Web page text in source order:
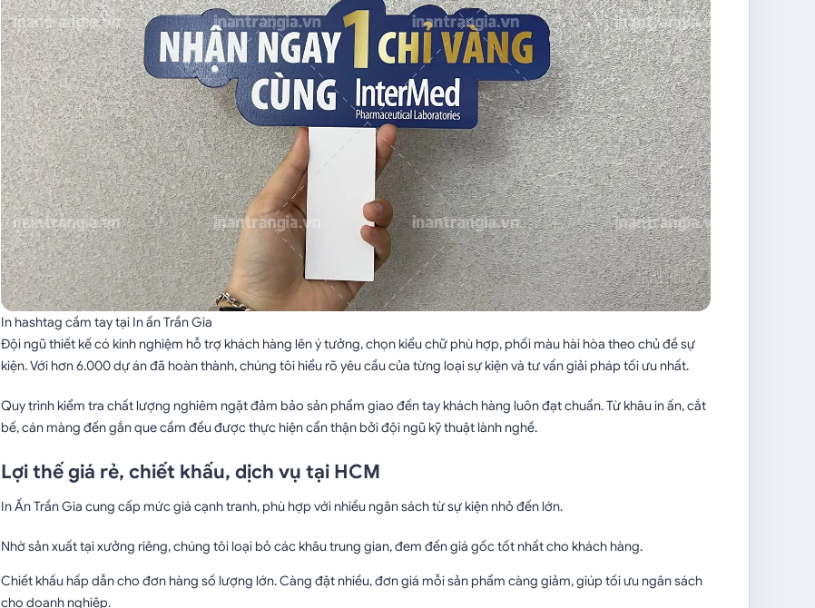
In hashtag cầm tay tại In ấn Trần Gia
Đội ngũ thiết kế có kinh nghiệm hỗ trợ khách hàng lên ý tưởng, chọn kiểu chữ phù hợp, phối màu hài hòa theo chủ đề sự
kiện. Với hơn 6.000 dự án đã hoàn thành, chúng tôi hiểu rõ yêu cầu của từng loại sự kiện và tư vấn giải pháp tối ưu nhất.
Quy trình kiểm tra chất lượng nghiêm ngặt đảm bảo sản phẩm giao đến tay khách hàng luôn đạt chuẩn. Từ khâu in ấn, cắt
bế, cán màng đến gắn que cầm đều được thực hiện cẩn thận bởi đội ngũ kỹ thuật lành nghề.
Lợi thế giá rẻ, chiết khấu, dịch vụ tại HCM
In Ấn Trần Gia cung cấp mức giá cạnh tranh, phù hợp với nhiều ngân sách từ sự kiện nhỏ đến lớn.
Nhờ sản xuất tại xưởng riêng, chúng tôi loại bỏ các khâu trung gian, đem đến giá gốc tốt nhất cho khách hàng.
Chiết khấu hấp dẫn cho đơn hàng số lượng lớn. Càng đặt nhiều, đơn giá mỗi sản phẩm càng giảm, giúp tối ưu ngân sách
cho doanh nghiệp.